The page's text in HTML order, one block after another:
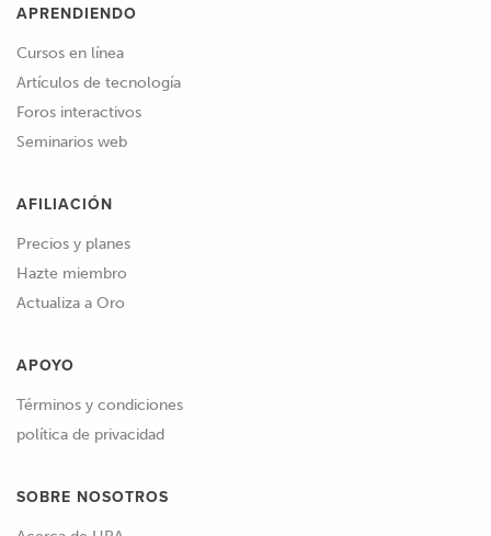
APRENDIENDO
Cursos en línea
Artículos de tecnología
Foros interactivos
Seminarios web
AFILIACIÓN
Precios y planes
Hazte miembro
Actualiza a Oro
APOYO
Términos y condiciones
política de privacidad
SOBRE NOSOTROS